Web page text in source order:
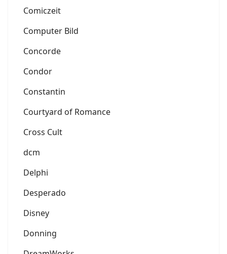
Comiczeit
Computer Bild
Concorde
Condor
Constantin
Courtyard of Romance
Cross Cult
dcm
Delphi
Desperado
Disney
Donning